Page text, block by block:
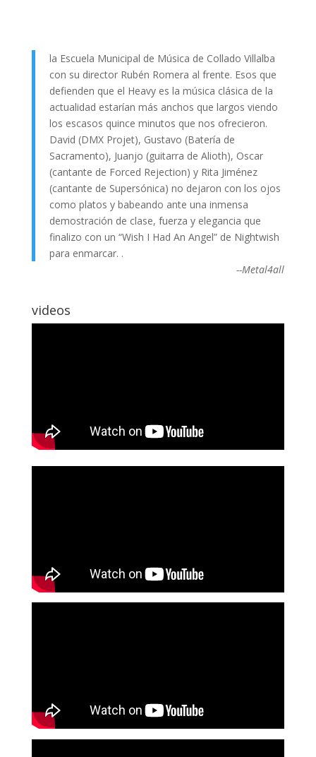
la Escuela Municipal de Música de Collado Villalba
con su director Rubén Romera al frente. Esos que
defienden que el Heavy es la música clásica de la
actualidad estarían más anchos que largos viendo
los escasos quince minutos que nos ofrecieron.
David (DMX Projet), Gustavo (Batería de
Sacramento), Juanjo (guitarra de Alioth), Oscar
(cantante de Forced Rejection) y Rita Jiménez
(cantante de Supersónica) no dejaron con los ojos
como platos y babeando ante una inmensa
demostración de clase, fuerza y elegancia que
finalizo con un “Wish I Had An Angel” de Nightwish
para enmarcar. .
--Metal4all
videos